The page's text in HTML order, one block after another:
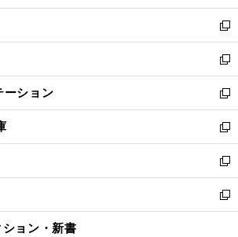
開
く
ウ
で
開
く
ン
ド
ウ
で
開
く
新
し
い
ウ
ィ
ン
ド
ウ
で
開
く
新
し
い
ウ
ィ
ン
ド
ウ
で
開
ーション
新
し
い
ウ
ィ
ン
ド
ウ
新
し
い
ウ
ィ
ン
新
し
い
ウ
新
し
ョン・新書